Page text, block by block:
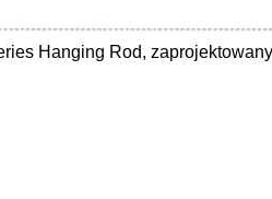
Hanging Rod,